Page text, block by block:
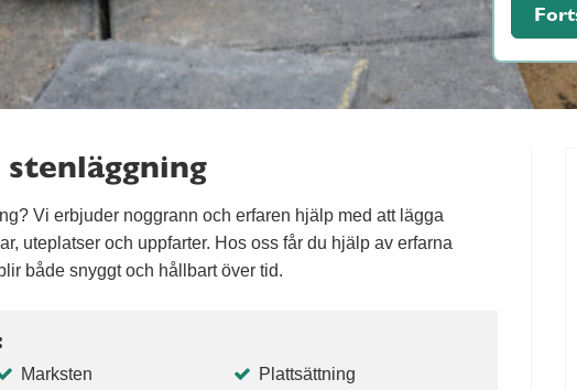
Vi erbjuder noggrann och erfaren hjälp med att lägga
uteplatser och uppfarter. Hos oss får du hjälp av erfarna
både snyggt och hållbart över tid.
Marksten Plattsättning